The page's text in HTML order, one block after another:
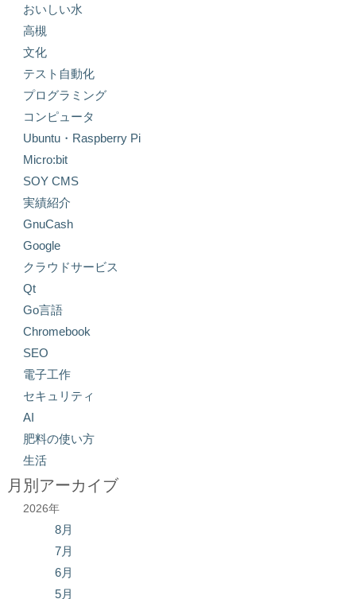
おいしい水
高槻
文化
テスト自動化
プログラミング
コンピュータ
Ubuntu・Raspberry Pi
Micro:bit
SOY CMS
実績紹介
GnuCash
Google
クラウドサービス
Qt
Go言語
Chromebook
SEO
電子工作
セキュリティ
AI
肥料の使い方
生活
月別アーカイブ
2026年
8月
7月
6月
5月